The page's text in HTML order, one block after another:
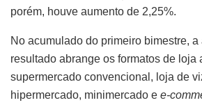
porém, houve aumento de 2,25%.
No acumulado do primeiro bimestre, a
resultado abrange os formatos de loja
supermercado convencional, loja de
hipermercado, minimercado e e-